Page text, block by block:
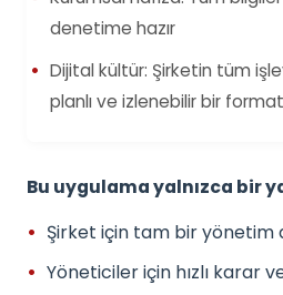
denetime hazır
Dijital kültür: Şirketin tüm
planlı ve izlenebilir bir
Bu uygulama yalnızca bir
Şirket için tam bir yönetim
Yöneticiler için hızlı karar